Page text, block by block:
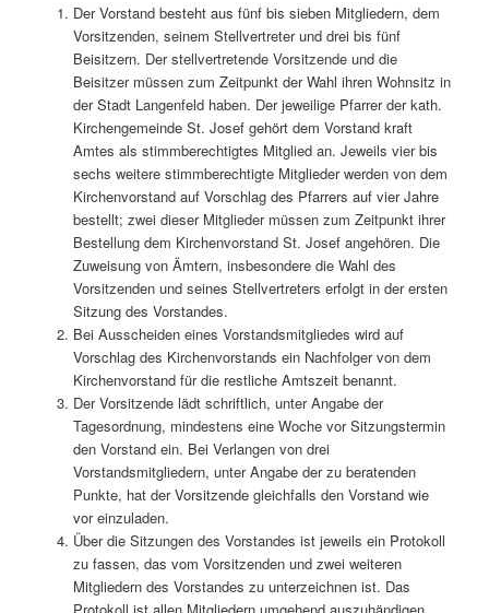
Der Vorstand besteht aus fünf bis sieben Mitgliedern, dem
Vorsitzenden, seinem Stellvertreter und drei bis fünf
Beisitzern. Der stellvertretende Vorsitzende und die
Beisitzer müssen zum Zeitpunkt der Wahl ihren Wohnsitz in
der Stadt Langenfeld haben. Der jeweilige Pfarrer der kath.
Kirchen­gemeinde St. Josef gehört dem Vorstand kraft
Amtes als stimmberechtigtes Mitglied an. Jeweils vier bis
sechs weitere stimmberechtigte Mitglieder werden von dem
Kirchenvorstand auf Vorschlag des Pfarrers auf vier Jahre
bestellt; zwei dieser Mitglieder müssen zum Zeitpunkt ihrer
Bestellung dem Kirchenvorstand St. Josef angehören. Die
Zuweisung von Ämtern, insbesondere die Wahl des
Vorsitzenden und seines Stellvertreters erfolgt in der ersten
Sitzung des Vorstandes.
Bei Ausscheiden eines Vorstandsmitgliedes wird auf
Vorschlag des Kirchenvorstands ein Nachfolger von dem
Kirchenvorstand für die restliche Amtszeit benannt.
Der Vorsitzende lädt schriftlich, unter Angabe der
Tagesordnung, mindestens eine Woche vor Sitzungstermin
den Vorstand ein. Bei Verlangen von drei
Vorstandsmitgliedern, unter Angabe der zu beratenden
Punkte, hat der Vorsitzende gleichfalls den Vorstand wie
vor einzuladen.
Über die Sitzungen des Vorstandes ist jeweils ein Protokoll
zu fassen, das vom Vorsitzenden und zwei weiteren
Mitgliedern des Vorstandes zu unterzeichnen ist. Das